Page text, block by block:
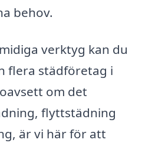
behov.
verktyg kan du
flera städföretag i
om det
flyttstädning
är vi här för att